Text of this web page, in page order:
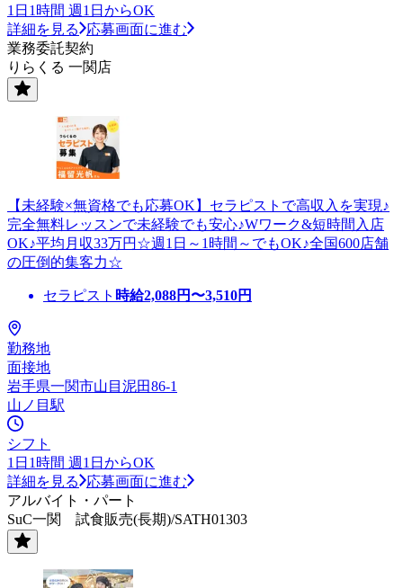
1日1時間 週1日からOK
詳細を見る
応募画面に進む
業務委託契約
りらくる 一関店
【未経験×無資格でも応募OK】セラピストで高収入を実現♪
完全無料レッスンで未経験でも安心♪Wワーク&短時間入店
OK♪平均月収33万円☆週1日～1時間～でもOK♪全国600店舗
の圧倒的集客力☆
セラピスト 時給2,088円〜3,510円
勤務地
面接地
岩手県一関市山目泥田86-1
山ノ目駅
シフト
1日1時間 週1日からOK
詳細を見る
応募画面に進む
アルバイト・パート
SuC一関 試食販売(長期)/SATH01303